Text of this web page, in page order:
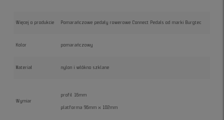
Więcej o produkcie Pomarańczowe pedały rowerowe Connect Pedals od marki Burgtec
Kolor pomarańczowy
Materiał nylon i włókno szklane
Wymiar
profil 16mm
platforma 96mm x 102mm